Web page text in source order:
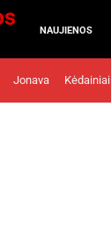
NAUJIENOS
Jonava Kėdainiai